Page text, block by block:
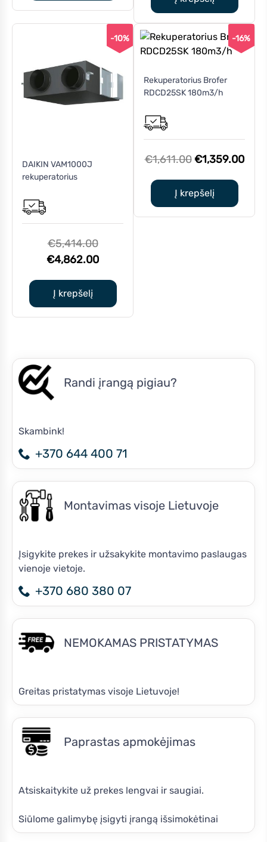
-10%
DAIKIN VAM1000J
rekuperatorius
€5,414.00Original
price
€4,862.00Current
€4,862.00.
Į krepšelį
-16%
Rekuperatorius Brofer
RDCD25SK 180m3/h
€1,611.00 Original
was:
€1,611.00.
€1,359.00
Į krepšelį
Randi įrangą pigiau?
Skambink!
+370 644 400 71
Montavimas visoje Lietuvoje
Įsigykite prekes ir užsakykite montavimo paslaugas
vienoje vietoje.
+370 680 380 07
NEMOKAMAS PRISTATYMAS
Greitas pristatymas visoje Lietuvoje!
Paprastas apmokėjimas
Atsiskaitykite už prekes lengvai ir saugiai.
Siūlome galimybę įsigyti įrangą išsimokėtinai